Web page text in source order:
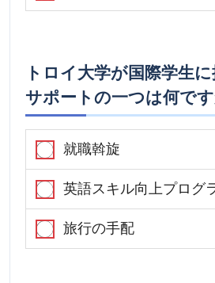
トロイ大学が国際学生
サポートの一つは何で
就職斡旋
英語スキル向上プログ
旅行の手配